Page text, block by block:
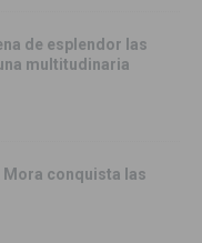
de esplendor las
multitudinaria
Mora conquista las